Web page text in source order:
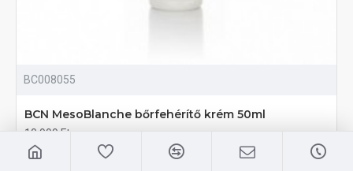
BC008055
BCN MesoBlanche bőrfehérítő krém 50ml
10,999 Ft